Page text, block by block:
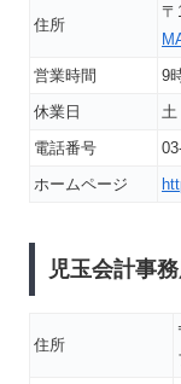
住所
〒
営業時間
9
休業日
土
電話番号
ホームページ
児玉会計事
住所